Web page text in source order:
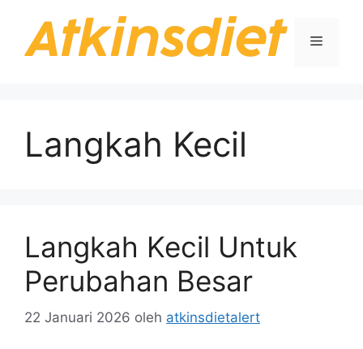
Menu
Langkah Kecil
Langkah Kecil Untuk
Perubahan Besar
22 Januari 2026 oleh atkinsdietalert